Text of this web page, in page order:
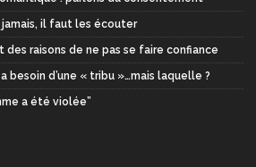
il faut les écouter
raisons de ne pas se faire confiance
besoin d’une « tribu »…mais laquelle ?
a été violée”